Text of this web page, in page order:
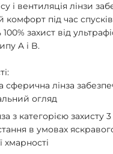
і вентиляція лінзи
комфорт під час
захист від
A і B.
сферична лінза
огляд
з категорією захисту
в умовах
хмарності